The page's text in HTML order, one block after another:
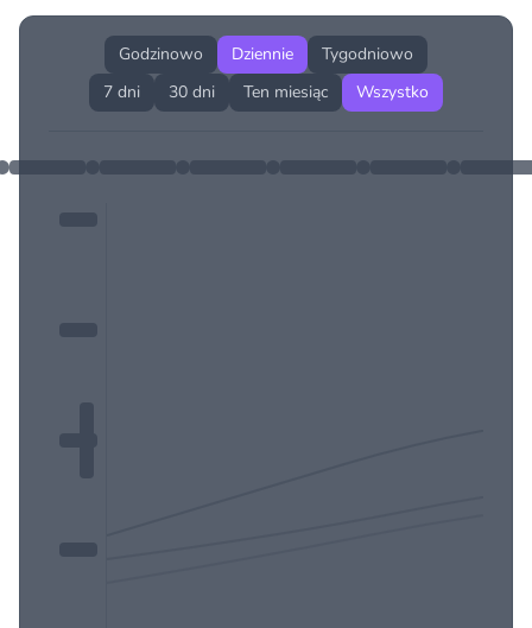
Godzinowo Dziennie
Tygodniowo
7 dni
30 dni Ten miesiąc Wszystko